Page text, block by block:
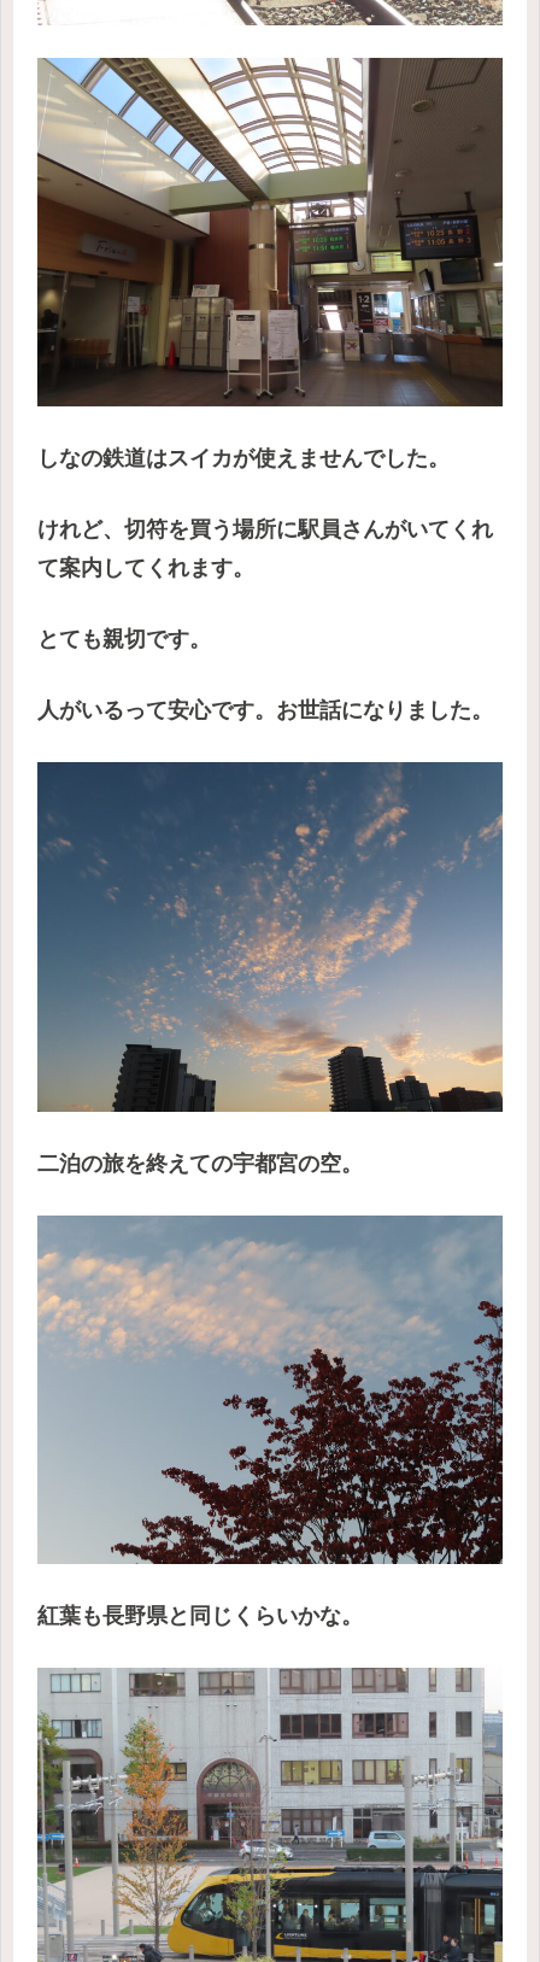
しなの鉄道はスイカが使えませんでした。
けれど、切符を買う場所に駅員さんがいてくれ
て案内してくれます。
とても親切です。
人がいるって安心です。お世話になりました。
二泊の旅を終えての宇都宮の空。
紅葉も長野県と同じくらいかな。